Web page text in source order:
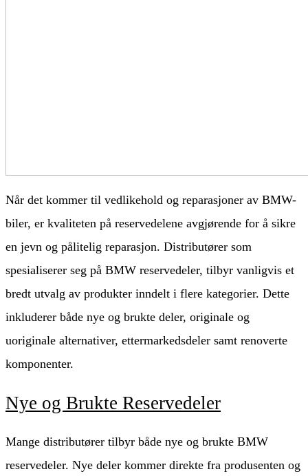
Når det kommer til vedlikehold og reparasjoner av BMW-
biler, er kvaliteten på reservedelene avgjørende for å sikre
en jevn og pålitelig reparasjon. Distributører som
spesialiserer seg på BMW reservedeler, tilbyr vanligvis et
bredt utvalg av produkter inndelt i flere kategorier. Dette
inkluderer både nye og brukte deler, originale og
uoriginale alternativer, ettermarkedsdeler samt renoverte
komponenter.
Nye og Brukte Reservedeler
Mange distributører tilbyr både nye og brukte BMW
reservedeler. Nye deler kommer direkte fra produsenten og